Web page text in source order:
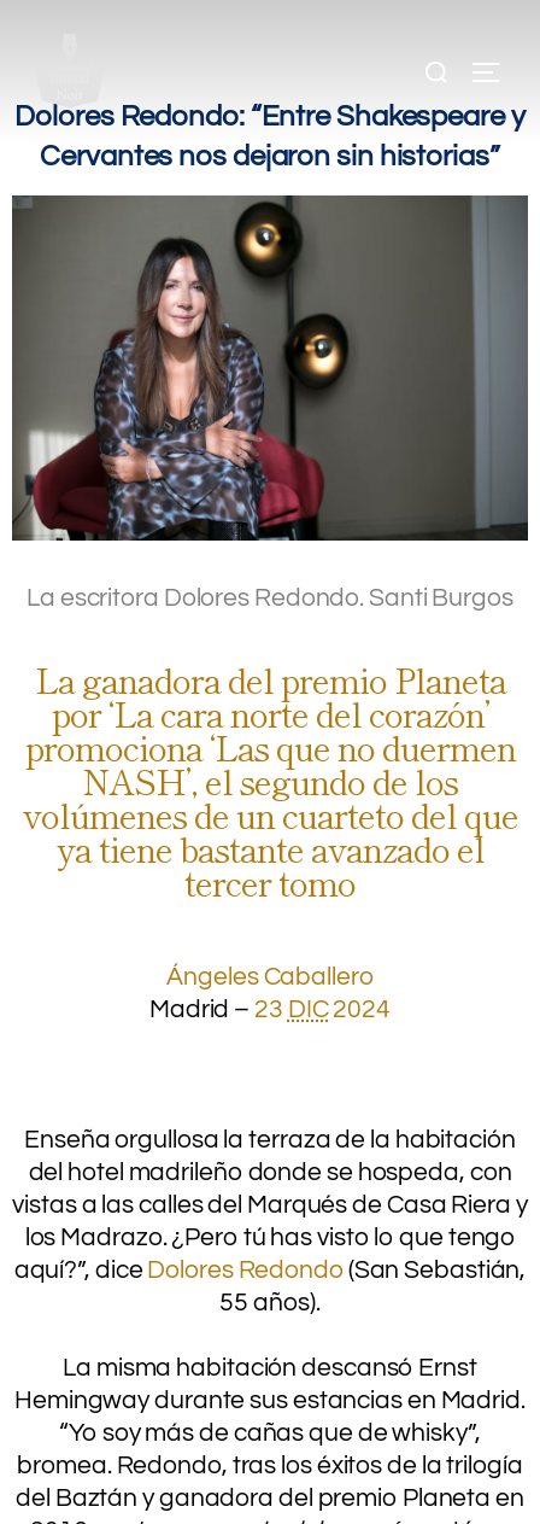
Dolores Redondo: “Entre Shakespeare y
Cervantes nos dejaron sin historias”
La escritora Dolores Redondo. Santi Burgos
La ganadora del premio Planeta
por ‘La cara norte del corazón’
promociona ‘Las que no duermen
NASH’, el segundo de los
volúmenes de un cuarteto del que
ya tiene bastante avanzado el
tercer tomo
Ángeles Caballero
Madrid – 23 DIC2024
Enseña orgullosa la terraza de la habitación
del hotel madrileño donde se hospeda, con
vistas a las calles del Marqués de Casa Riera y
los Madrazo. ¿Pero tú has visto lo que tengo
aquí?”, diceDolores Redondo(San Sebastián,
55 años).
La misma habitación descansó Ernst
Hemingway durante sus estancias en Madrid.
“Yo soy más de cañas que de whisky”,
bromea. Redondo, tras los éxitos de la trilogía
del Baztán y ganadora del premio Planeta en